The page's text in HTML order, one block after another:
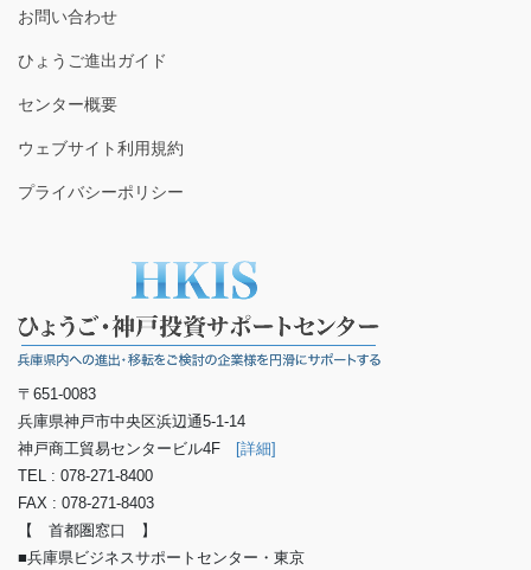
お問い合わせ
ひょうご進出ガイド
センター概要
ウェブサイト利用規約
プライバシーポリシー
〒651-0083
兵庫県神戸市中央区浜辺通5-1-14
神戸商工貿易センタービル4F
[詳細]
TEL : 078-271-8400
FAX : 078-271-8403
【 首都圏窓口 】
■兵庫県ビジネスサポートセンター・東京